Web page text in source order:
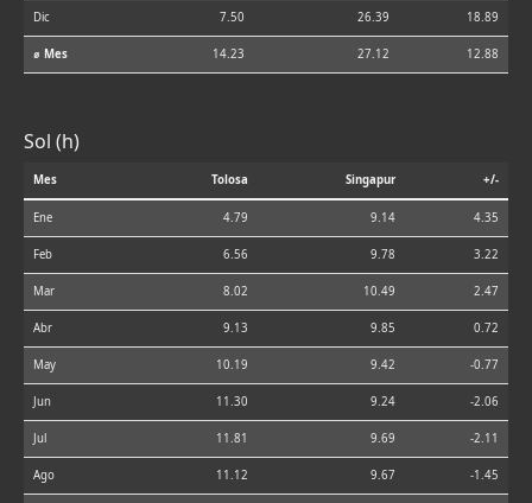
Dic 7.50 26.39 18.89
⌀ Mes 14.23 27.12 12.88
Sol (h)
Mes Tolosa Singapur +/-
Ene 4.79 9.14 4.35
Feb 6.56 9.78 3.22
Mar 8.02 10.49 2.47
Abr 9.13 9.85 0.72
May 10.19 9.42 -0.77
Jun 11.30 9.24 -2.06
Jul 11.81 9.69 -2.11
Ago 11.12 9.67 -1.45